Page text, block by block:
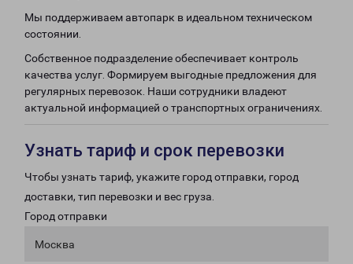
Мы поддерживаем автопарк в идеальном техническом
состоянии.
Собственное подразделение обеспечивает контроль
качества услуг. Формируем выгодные предложения для
регулярных перевозок. Наши сотрудники владеют
актуальной информацией о транспортных ограничениях.
Узнать тариф и срок перевозки
Чтобы узнать тариф, укажите город отправки, город
доставки, тип перевозки и вес груза.
Город отправки
Москва